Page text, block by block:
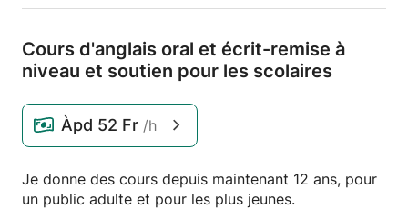
Cours d'anglais oral et écrit-remise à
niveau et soutien pour les scolaires
Àpd 52 Fr /h
Je donne des cours depuis maintenant 12 ans, pour
un public adulte et pour les plus jeunes.